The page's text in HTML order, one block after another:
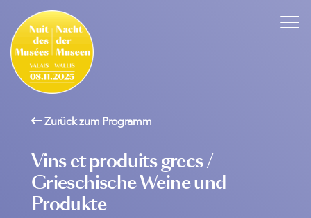
Zurück zum Programm
Vins et produits grecs /
Grieschische Weine und
Produkte